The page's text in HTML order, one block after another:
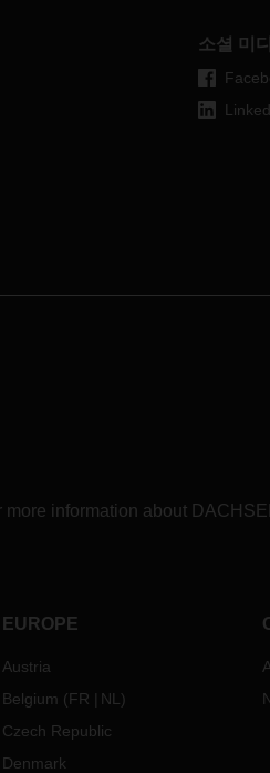
소셜 미
information about
EUROPE
Austria
Belgium (FR NL )
Czech Republic
Denmark